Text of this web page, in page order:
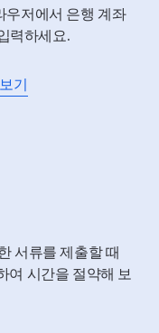
우저에서 은행 계좌
력하세요.
기
서류를 제출할 때
여 시간을 절약해 보